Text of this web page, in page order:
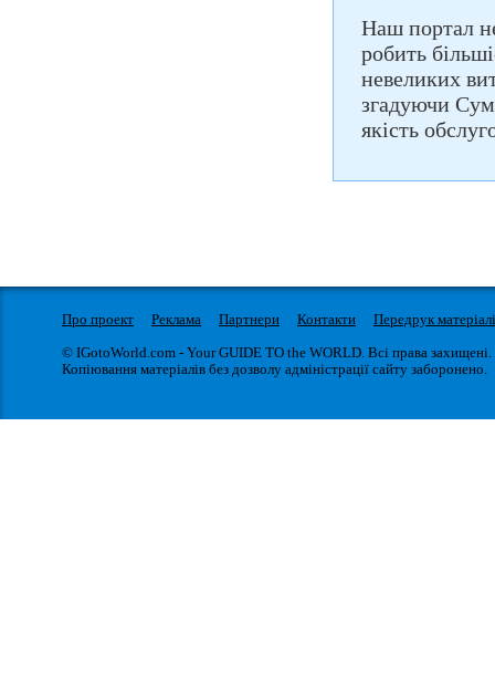
Наш портал
робить
невеликих
згадуючи
якість
Про проект Реклама Партнери Контакти
Передрук
© IGotoWorld.com - Your GUIDE TO the WORLD. Всі права захищені.
Копіювання матеріалів без дозволу адміністрації сайту заборонено.